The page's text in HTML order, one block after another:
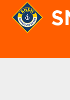
En
ce site,